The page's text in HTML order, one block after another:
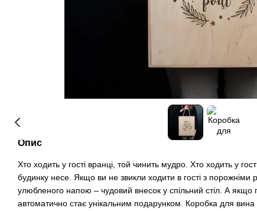
Опис
Хто ходить у гості вранці, той чинить мудро. Хто ходить у
будинку несе. Якщо ви не звикли ходити в гості з
улюбленого напою – чудовий внесок у спільний стіл. А якщо
автоматично стає унікальним подарунком. Коробка для